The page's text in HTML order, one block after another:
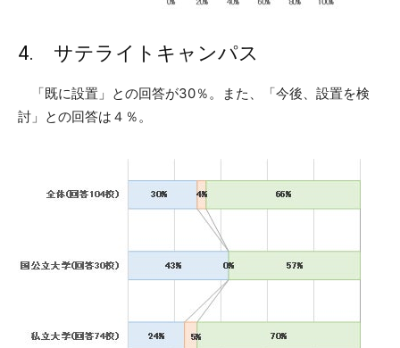
4. サテライトキャンパス
「既に設置」との回答が30％。また、「今後、設置を検
討」との回答は４％。